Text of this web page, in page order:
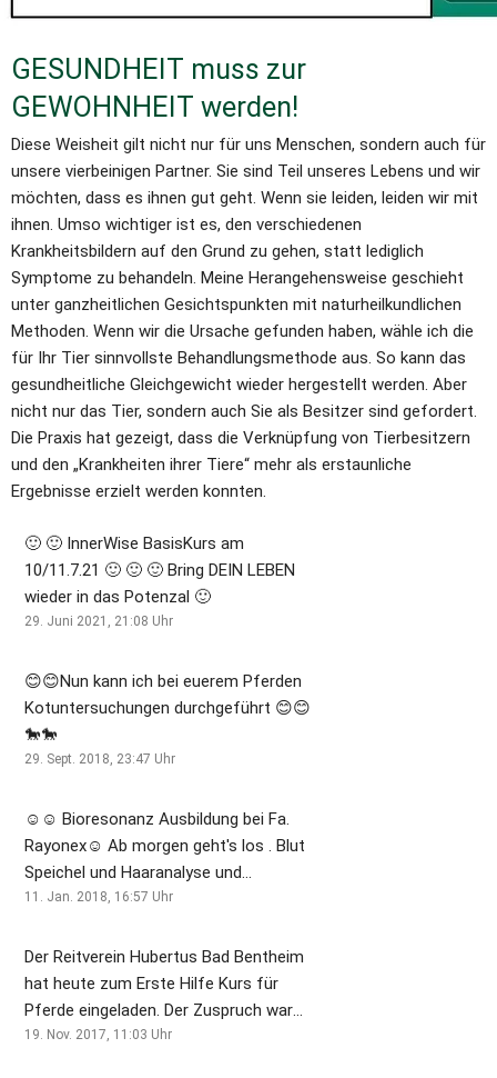
GESUNDHEIT muss zur
GEWOHNHEIT werden!
Diese Weisheit gilt nicht nur für uns Menschen, sondern auch für
unsere vierbeinigen Partner. Sie sind Teil unseres Lebens und wir
möchten, dass es ihnen gut geht. Wenn sie leiden, leiden wir mit
ihnen. Umso wichtiger ist es, den verschiedenen
Krankheitsbildern auf den Grund zu gehen, statt lediglich
Symptome zu behandeln. Meine Herangehensweise geschieht
unter ganzheitlichen Gesichtspunkten mit naturheilkundlichen
Methoden. Wenn wir die Ursache gefunden haben, wähle ich die
für Ihr Tier sinnvollste Behandlungsmethode aus. So kann das
gesundheitliche Gleichgewicht wieder hergestellt werden. Aber
nicht nur das Tier, sondern auch Sie als Besitzer sind gefordert.
Die Praxis hat gezeigt, dass die Verknüpfung von Tierbesitzern
und den „Krankheiten ihrer Tiere“ mehr als erstaunliche
Ergebnisse erzielt werden konnten.
🙂 🙂 InnerWise BasisKurs am
10/11.7.21 🙂 🙂 🙂 Bring DEIN LEBEN
wieder in das Potenzal 🙂
29. Juni 2021, 21:08 Uhr
😊😊Nun kann ich bei euerem Pferden
Kotuntersuchungen durchgeführt 😊😊
🐎🐎
29. Sept. 2018, 23:47 Uhr
☺☺ Bioresonanz Ausbildung bei Fa.
Rayonex☺ Ab morgen geht's los . Blut
Speichel und Haaranalyse und
Behandlung von Tieren und das
Neurostim Behandlung ☺☺
11. Jan. 2018, 16:57 Uhr
Der Reitverein Hubertus Bad Bentheim
hat heute zum Erste Hilfe Kurs für
Pferde eingeladen. Der Zuspruch war
sehr groß. Die Teilnehmer sind aus
19. Nov. 2017, 11:03 Uhr